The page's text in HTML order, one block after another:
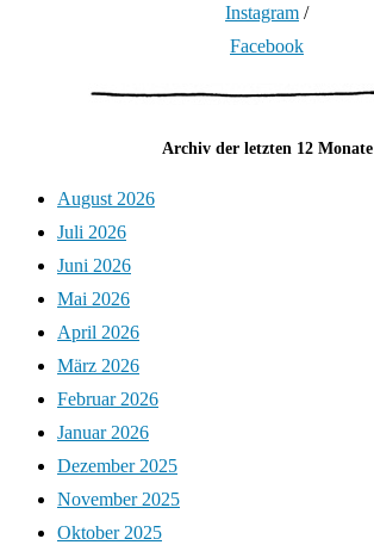
Instagram /
Facebook
Archiv der letzten 12 Monate
August 2026
Juli 2026
Juni 2026
Mai 2026
April 2026
März 2026
Februar 2026
Januar 2026
Dezember 2025
November 2025
Oktober 2025